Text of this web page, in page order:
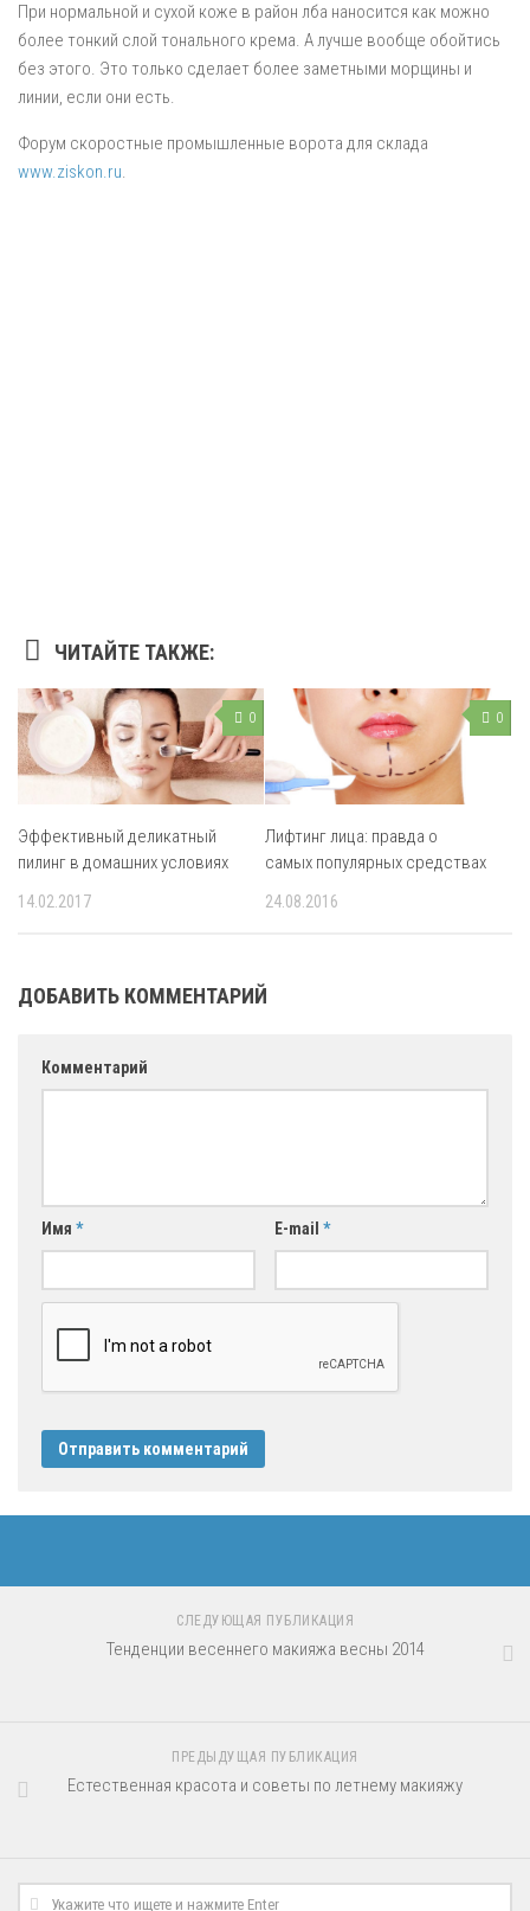
При нормальной и сухой коже в район лба наносится как можно
более тонкий слой тонального крема. А лучше вообще обойтись
без этого. Это только сделает более заметными морщины и
линии, если они есть.
Форум скоростные промышленные ворота для склада
www.ziskon.ru.
ЧИТАЙТЕ ТАКЖЕ:
0
Эффективный деликатный
пилинг в домашних условиях
14.02.2017
0
Лифтинг лица: правда о
самых популярных средствах
24.08.2016
ДОБАВИТЬ КОММЕНТАРИЙ
Комментарий
Имя * E-mail *
СЛЕДУЮЩАЯ ПУБЛИКАЦИЯ
Тенденции весеннего макияжа весны 2014
ПРЕДЫДУЩАЯ ПУБЛИКАЦИЯ
Естественная красота и советы по летнему макияжу